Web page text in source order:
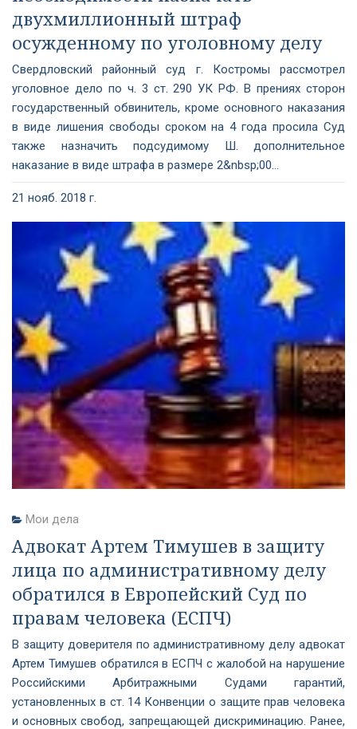
двухмиллионный штраф
осужденному по уголовному делу
Свердловский районный суд г. Костромы рассмотрел
уголовное дело по ч. 3 ст. 290 УК РФ. В прениях сторон
государственный обвинитель, кроме основного наказания
в виде лишения свободы сроком на 4 года просила Суд
также назначить подсудимому Ш. дополнительное
наказание в виде штрафа в размере 2&nbsp;00...
21 нояб. 2018 г.
Мои дела
Адвокат Артем Тимушев в защиту
лица по административному делу
обратился в Европейский Суд по
правам человека (ЕСПЧ)
В защиту доверителя по административному делу адвокат
Артем Тимушев обратился в ЕСПЧ с жалобой на нарушение
Российскими Арбитражными Судами гарантий,
установленных в ст. 14 Конвенции о защите прав человека
и основных свобод, запрещающей дискриминацию. Ранее,